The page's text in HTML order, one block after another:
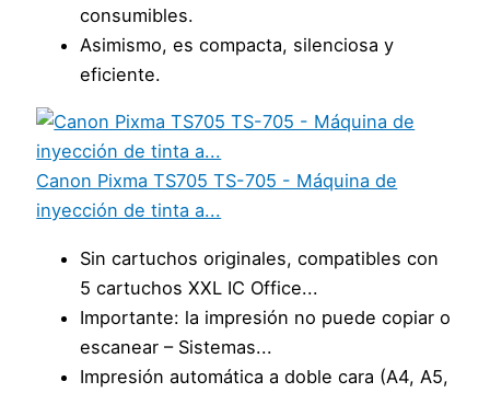
consumibles.
Asimismo, es compacta, silenciosa y
eficiente.
Canon Pixma TS705 TS-705 - Máquina de
inyección de tinta a...
Sin cartuchos originales, compatibles con
5 cartuchos XXL IC Office...
Importante: la impresión no puede copiar o
escanear – Sistemas...
Impresión automática a doble cara (A4, A5,